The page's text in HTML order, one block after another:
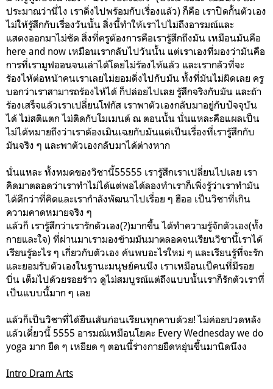
ประมาณว่านี่ไง เราดิ่งไปพร้อมกับเรื่องแล้ว) ก็คือ เราปิดกั้นตัวเอง
ไม่ให้รู้สึกกับเรื่องวันนั้น สิ่งนี้ทำให้เราไปไม่ถึงอารมณ์และ
แสดงออกมาไม่ชัด สิ่งที่ครูต้องการคือเรารู้สึกถึงมัน เหมือนมันคือ
here and now เหมือนเรากลับไปวันนั้น แต่เราเองที่มองว่ามันคือ
การที่เรามูฟออนจนเล่าได้โดยไม่ร้องไห้แล้ว และเรากลัวที่จะ
ร้องไห้ต่อหน้าคนเราเลยไม่ยอมดิ่งไปกับมัน ทั้งที่มันไม่ผิดเลย ครู
บอกว่าเราสามารถร้องไห้ได้ ก็ปล่อยไปเลย รู้สึกจริงกับมัน และถ้า
ร้องเสร็จแล้วเราเปลี่ยนโฟกัส เราพาตัวเองกลับมาอยู่กับปัจจุบัน
ได้ ไม่สติแตก ไม่ติดกับโมเมนต์ ณ ตอนนั้น นั่นแหละคือแผลเป็น
ไม่ได้หมายถึงว่าเราต้องเมินเฉยกับมันแต่เป็นเรื่องที่เรารู้สึกกับ
มันจริง ๆ และพาตัวเองกลับมาได้ต่างหาก
นั่นแหละ ทั้งหมดของวิชานี้55555 เรารู้สึกเราเปลี่ยนไปเลย เรา
คิดมาตลอดว่าเราทำไม่ได้แต่พอได้ลองทำเราก็เพิ่งรู้ว่าเราทำมัน
ได้ดีกว่าที่คิดและเรากำลังพัฒนาไปเรื่อย ๆ ฮืออ เป็นวิชาที่เกิน
ความคาดหมายจริง ๆ
แล้วก็ เรารู้สึกว่าเรารักตัวเอง(?)มากขึ้น ได้ทำความรู้จักตัวเอง(ทั้ง
กายและใจ) ที่ผ่านมาเรามองข้ามมันมาตลอดจนเรียนวิชานี้เราได้
เรียนรู้อะไร ๆ เกี่ยวกับตัวเอง ค้นพบอะไรใหม่ ๆ และเรียนรู้ที่จะรัก
และยอมรับตัวเองในฐานะมนุษย์คนนึง เราเหมือนเป็คนที่มีรอย
บิ่น เต็มไปด้วยรอยร้าว ดูไม่สมบูรณ์แต่ถึงแบบนั้นเราก็รักตัวเราที่
เป็นแบบนี้มาก ๆ เลย
แล้วก็เป็นวิชาที่ได้ยืนเส้นก่อนเรียนทุกคาบด้วย! ไม่ค่อยปวดหลัง
แล้วเดี๋ยวนี้ 5555 อารมณ์เหมือนโยคะ Every Wednesday we do
yoga มาก ยืด ๆ เหยียด ๆ ตอนนี้ร่างกายยืดหยุ่นขึ้นมานิดนึงง
Intro Dram Arts